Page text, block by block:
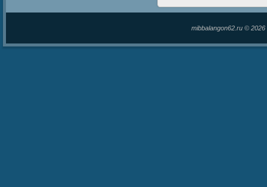
mibbalangon62.ru ©